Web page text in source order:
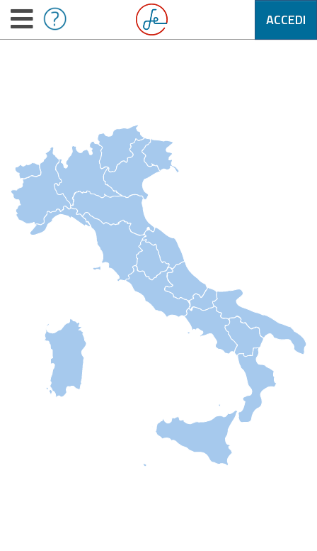
ACCEDI